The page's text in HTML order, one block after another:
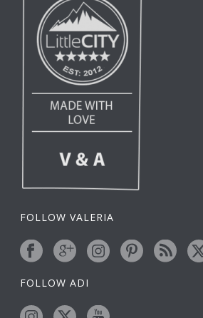
FOLLOW VALERIA
FOLLOW ADI